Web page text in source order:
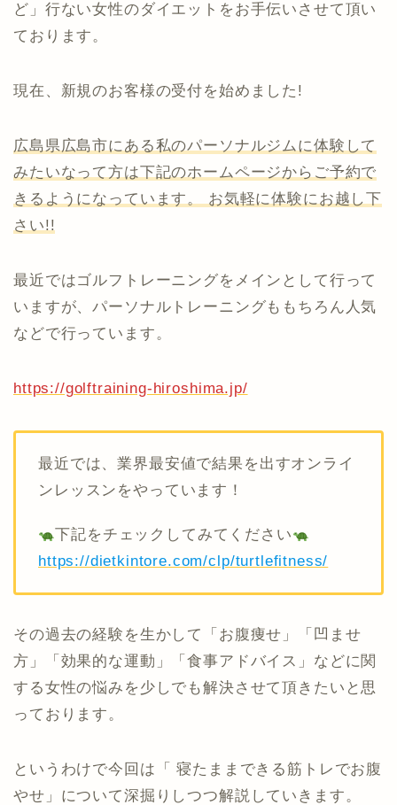
ど」行ない女性のダイエットをお手伝いさせて頂い
ております。
現在、新規のお客様の受付を始めました!
広島県広島市にある私のパーソナルジムに体験して
みたいなって方は下記のホームページからご予約で
きるようになっています。 お気軽に体験にお越し下
さい!!
最近ではゴルフトレーニングをメインとして行って
いますが、パーソナルトレーニングももちろん人気
などで行っています。
https://golftraining-hiroshima.jp/
最近では、業界最安値で結果を出すオンライ
ンレッスンをやっています！
下記をチェックしてみてください
https://dietkintore.com/clp/turtlefitness/
その過去の経験を生かして「お腹痩せ」「凹ませ
方」「効果的な運動」「食事アドバイス」などに関
する女性の悩みを少しでも解決させて頂きたいと思
っております。
というわけで今回は「 寝たままできる筋トレでお腹
やせ」について深掘りしつつ解説していきます。